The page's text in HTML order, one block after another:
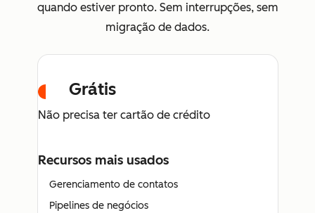
quando estiver pronto. Sem interrupções, sem
migração de dados.
Grátis
Não precisa ter cartão de crédito
Recursos mais usados
Gerenciamento de contatos
Pipelines de negócios